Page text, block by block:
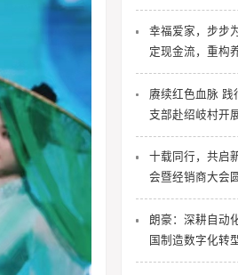
幸福爱家，步步
定现金流，重构
赓续红色血脉
支部赴绍岐村开
十载同行，共启
会暨经销商大会
朗豪：深耕自动
国制造数字化转